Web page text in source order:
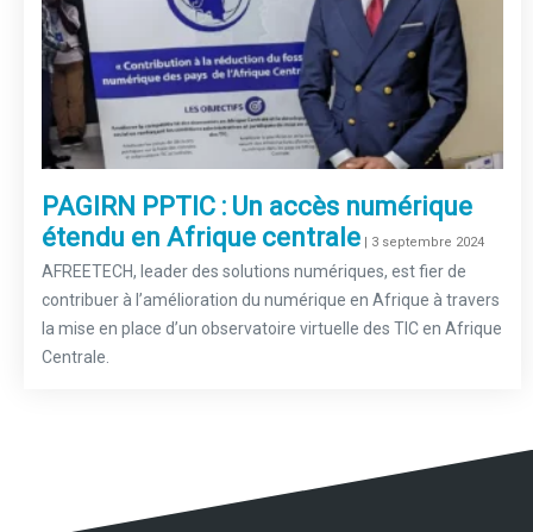
PAGIRN PPTIC : Un accès numérique
étendu en Afrique centrale | 3 septembre 2024
AFREETECH, leader des solutions numériques, est fier de
contribuer à l’amélioration du numérique en Afrique à travers
la mise en place d’un observatoire virtuelle des TIC en Afrique
Centrale.